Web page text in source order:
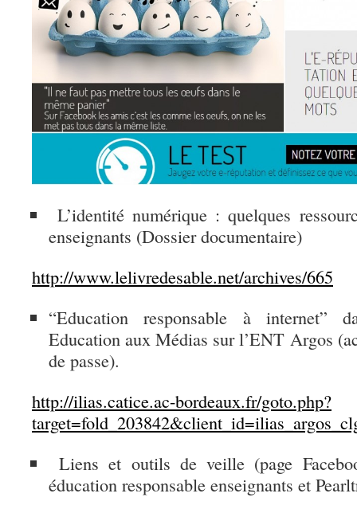
L’identité numérique : quelques
enseignants (Dossier documentaire)
http://www.lelivredesable.net/archives/665
“Education responsable à internet”
Education aux Médias sur l’ENT Argos
de passe).
http://ilias.catice.ac-bordeaux.fr/goto.php?
Liens et outils de veille (page
éducation responsable enseignants et